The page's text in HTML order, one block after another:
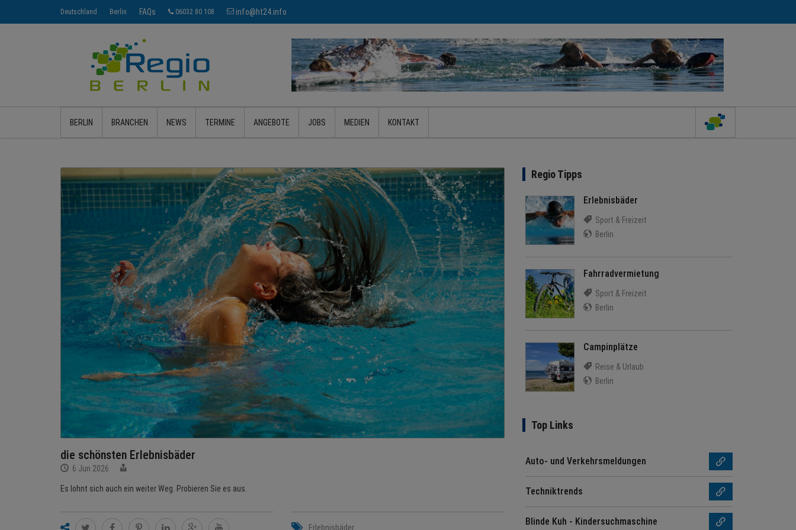
Deutschland Berlin FAQs 06032 80 108 info@ht24.info
BERLIN BRANCHEN NEWS TERMINE ANGEBOTE JOBS MEDIEN KONTAKT
die schönsten Erlebnisbäder
6 Jun 2026
Es lohnt sich auch ein weiter Weg. Probieren Sie es aus.
Erlebnisbäder
Regio Tipps
Erlebnisbäder
Sport & Freizeit
Berlin
Fahrradvermietung
Sport & Freizeit
Berlin
Campinplätze
Reise & Urlaub
Berlin
Top Links
Auto- und Verkehrsmeldungen
Techniktrends
Blinde Kuh - Kindersuchmaschine